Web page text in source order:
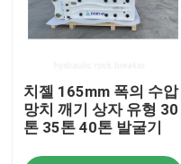
치젤 165mm 폭의 수압
망치 깨기 상자 유형 30
톤 35톤 40톤 발굴기